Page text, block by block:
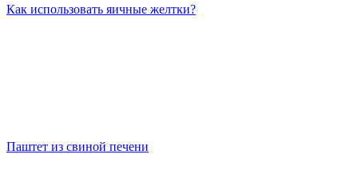
Как использовать яичные желтки?
Паштет из свиной печени